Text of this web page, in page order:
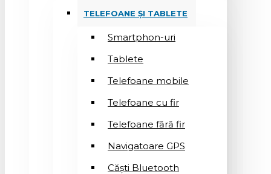
TELEFOANE ȘI TABLETE
Smartphon-uri
Tablete
Telefoane mobile
Telefoane cu fir
Telefoane fără fir
Navigatoare GPS
Căști Bluetooth